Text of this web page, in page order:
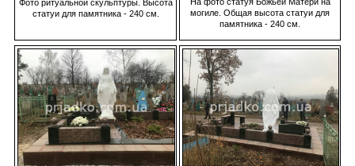
Фото ритуальной скульптуры. Высота
статуи для памятника - 240 см.
могиле. Общая высота статуи для
памятника - 240 см.